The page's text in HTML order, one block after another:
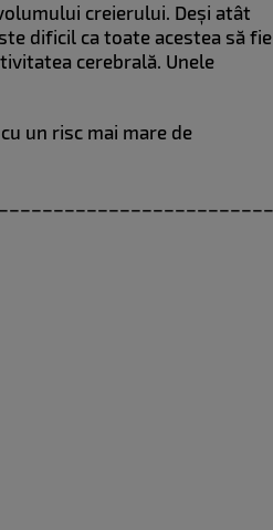
creierului. Deși atât
dificil ca toate acestea să fie
cerebrală. Unele
un risc mai mare de